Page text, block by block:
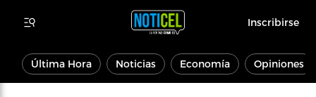
Inscribirse
Última Hora Noticias Economía Opiniones